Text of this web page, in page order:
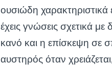
ουσιώδη
έχεις γνώσεις σχετικά
κανό και η επίσκεψη σε
αυστηρός όταν